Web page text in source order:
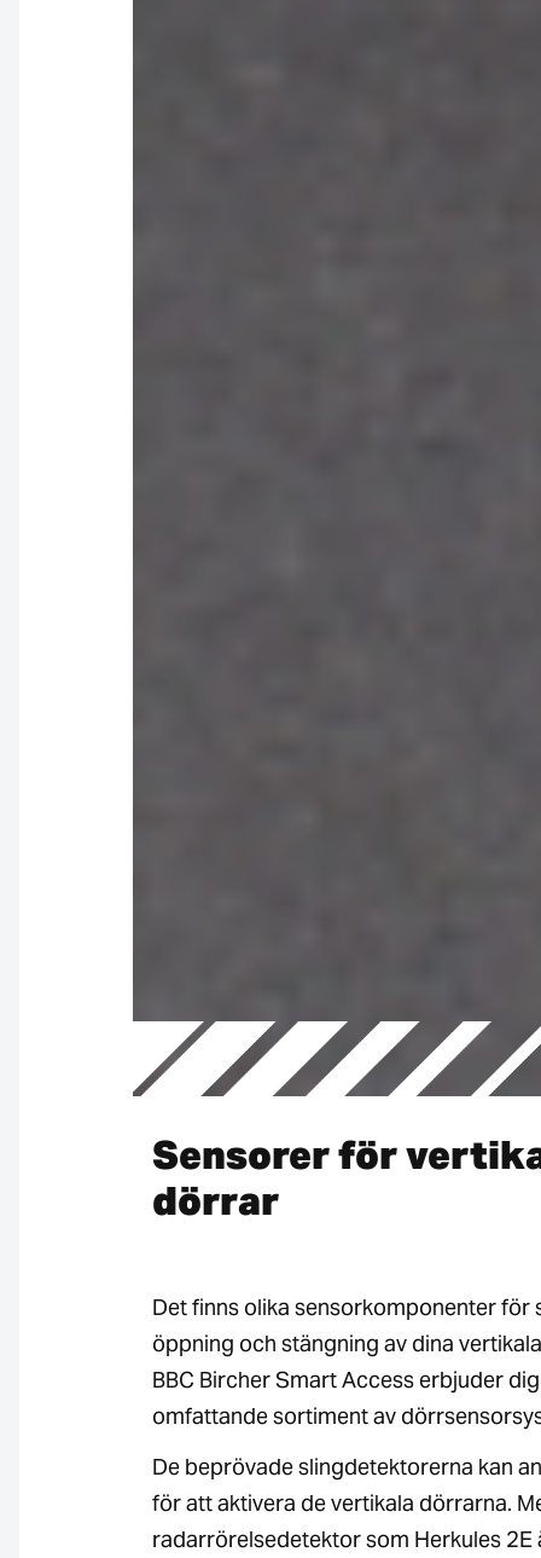
Sensorer för
dörrar
Det finns olika sensorkomponenter för
öppning och stängning av dina
BBC Bircher Smart Access erbjuder
omfattande sortiment av
De beprövade slingdetektorerna kan
för att aktivera de vertikala dörrarna.
radarrörelsedetektor som Herkules 2E